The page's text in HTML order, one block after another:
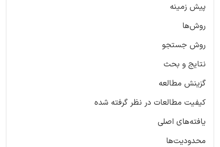
پیش زمینه
روش‌ها
روش جستجو
نتایج و بحث
گزینش مطالعه
کیفیت مطالعات در نظر گرفته شده
یافته‌های اصلی
محدودیت‌ها